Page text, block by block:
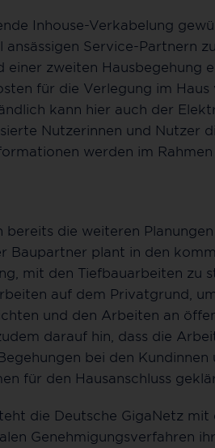
Inhouse-Verkabelung
Service-Partnern
einer zweiten Hausbegehung
für die Verlegung im Haus
kann hier auch der
Nutzerinnen und Nutzer
werden im
bereits die weiteren
Baupartner plant in den
mit den Tiefbauarbeiten zu
auf dem Privatgrund,
und den Arbeiten an
darauf hin, dass die
bei den Kundinnen
für den Hausanschluss
die Deutsche GigaNetz mit
Genehmigungsverfahren